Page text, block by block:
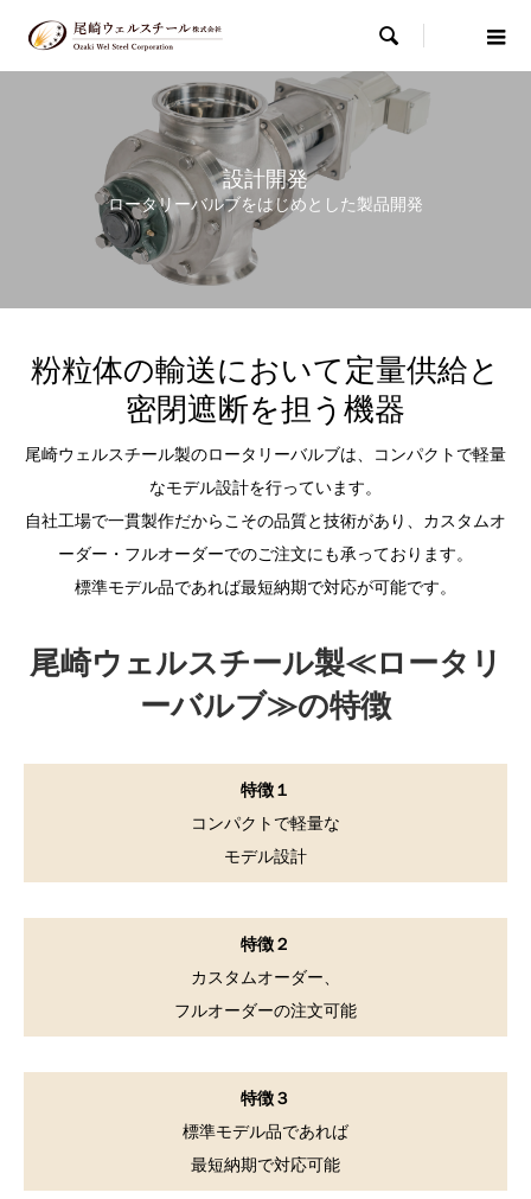

設計開発
ロータリーバルブをはじめとした製品開発
粉粒体の輸送において定量供給と
密閉遮断を担う機器
尾崎ウェルスチール製のロータリーバルブは、コンパクトで軽量
なモデル設計を行っています。
自社工場で一貫製作だからこその品質と技術があり、カスタムオ
ーダー・フルオーダーでのご注文にも承っております。
標準モデル品であれば最短納期で対応が可能です。
尾崎ウェルスチール製≪ロータリ
ーバルブ≫の特徴
特徴１
コンパクトで軽量な
モデル設計
特徴２
カスタムオーダー、
フルオーダーの注文可能
特徴３
標準モデル品であれば
最短納期で対応可能